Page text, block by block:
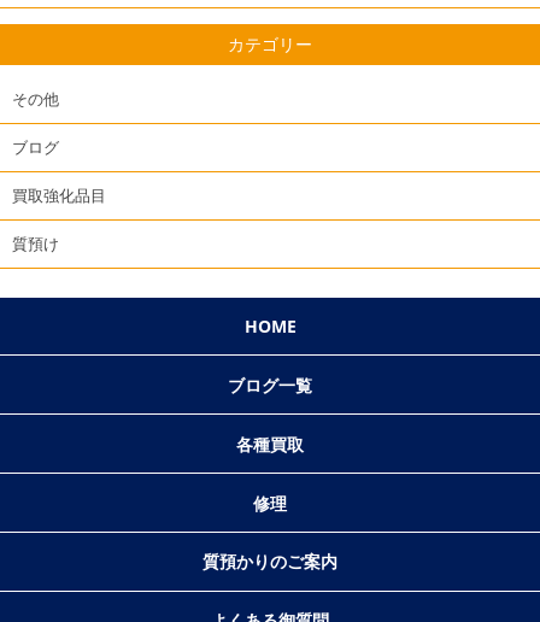
カテゴリー
その他
ブログ
買取強化品目
質預け
HOME
ブログ一覧
各種買取
修理
質預かりのご案内